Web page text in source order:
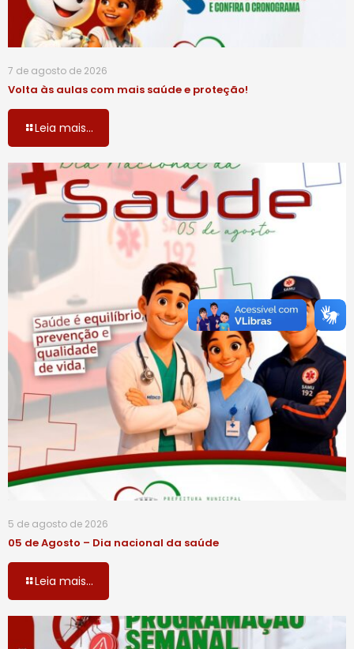
7 de agosto de 2026
Volta às aulas com mais saúde e proteção!
Leia mais...
5 de agosto de 2026
05 de Agosto – Dia nacional da saúde
Leia mais...